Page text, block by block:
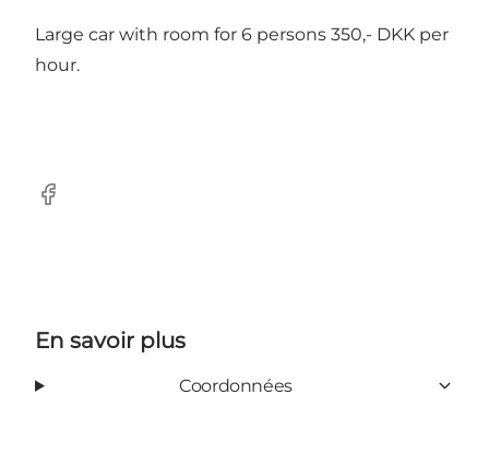
Large car with room for 6 persons 350,- DKK per
hour.
facebook
En savoir plus
Coordonnées